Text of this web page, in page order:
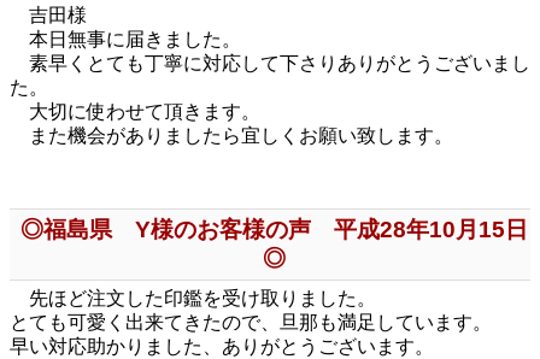
吉田様
本日無事に届きました。
素早くとても丁寧に対応して下さりありがとうございまし
た。
大切に使わせて頂きます。
また機会がありましたら宜しくお願い致します。
◎福島県 Y様のお客様の声 平成28年10月15日
◎
先ほど注文した印鑑を受け取りました。
とても可愛く出来てきたので、旦那も満足しています。
早い対応助かりました、ありがとうございます。